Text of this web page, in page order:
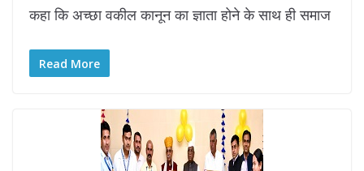
कहा कि अच्‍छा वकील कानून का ज्ञाता होने के साथ ही समाज
Read More